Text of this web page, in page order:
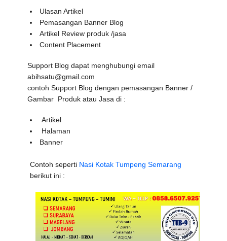
Ulasan Artikel
Pemasangan Banner Blog
Artikel Review produk /jasa
Content Placement
Support Blog dapat menghubungi email
abihsatu@gmail.com
contoh Support Blog dengan pemasangan Banner /
Gambar Produk atau Jasa di :
Artikel
Halaman
Banner
Contoh seperti Nasi Kotak Tumpeng Semarang
berikut ini :